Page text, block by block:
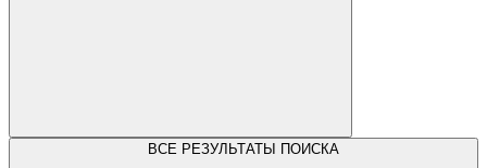
ВСЕ РЕЗУЛЬТАТЫ ПОИСКА